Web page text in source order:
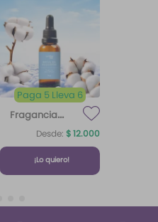
Paga 5 Lleva 6
Fragancia
para difusor
Brisa deDesde: $12.000
¡Lo quiero!